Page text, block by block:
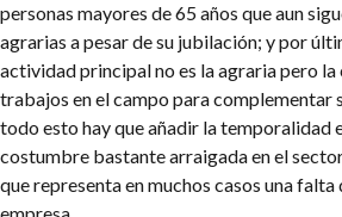
personas mayores de 65 años que aun
agrarias a pesar de su jubilación; y por
actividad principal no es la agraria pero
trabajos en el campo para complementar
todo esto hay que añadir la temporalidad
costumbre bastante arraigada en el
que representa en muchos casos una falta